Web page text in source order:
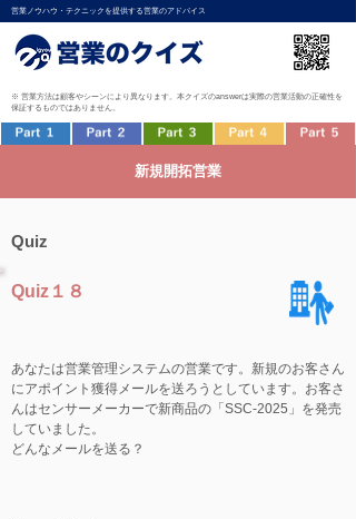
営業ノウハウ・テクニックを提供する営業のアドバイス
※ 営業方法は顧客やシーンにより異なります。本クイズのanswerは実際の営業活動の正確性を
保証するものではありません。
新規開拓営業
Quiz
Quiz１８
あなたは営業管理システムの営業です。新規のお客さん
にアポイント獲得メールを送ろうとしています。お客さ
んはセンサーメーカーで新商品の「SSC-2025」を発売
していました。
どんなメールを送る？